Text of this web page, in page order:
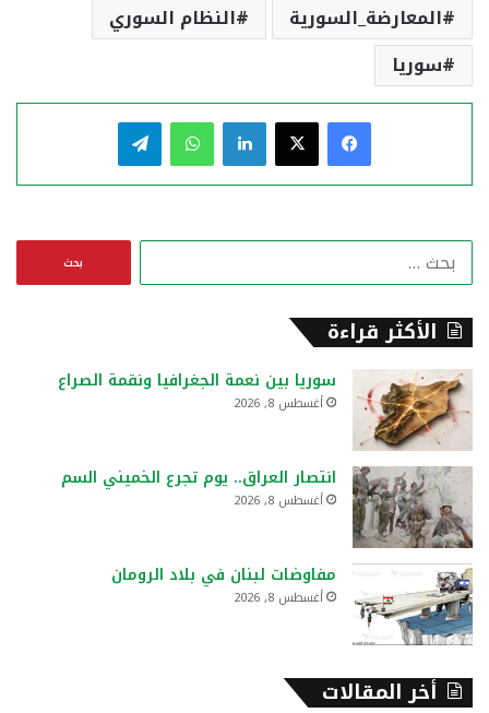
المعارضة_السورية
النظام السوري
سوريا
فيسبوك لينكدإن واتساب
ن
الأكثر قراءة
سوريا بين نعمة الجغرافيا ونقمة الصراع
أغسطس 8, 2026
انتصار العراق.. يوم تجرع الخميني السم
أغسطس 8, 2026
مفاوضات لبنان في بلاد الرومان
أغسطس 8, 2026
أخر المقالات